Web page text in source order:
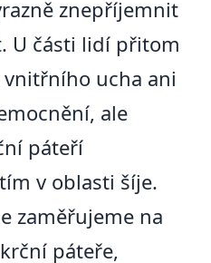
znepříjemnit
U části lidí přitom
ucha ani
ale
páteří
v oblasti šíje.
zaměřujeme na
páteře,